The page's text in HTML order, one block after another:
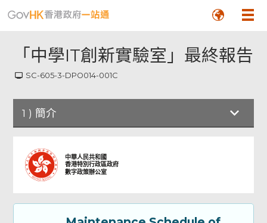
「中學IT創新實驗室」最終報告
SC-605-3-DPO014-001C
1 ) 簡介
簡介
Part A: Particulars of the Applicant
中華人民共和國
香港特別行政區政府
數字政策辦公室